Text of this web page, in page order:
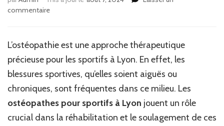
commentairesur
les
courantes
chez
sportifs
traitées
par
L’ostéopathie est une approche thérapeutique
précieuse pour les sportifs à Lyon. En effet, les
blessures sportives, qu’elles soient aiguës ou
chroniques, sont fréquentes dans ce milieu. Les
ostéopathes pour sportifs à Lyon jouent un rôle
crucial dans la réhabilitation et le soulagement de ces